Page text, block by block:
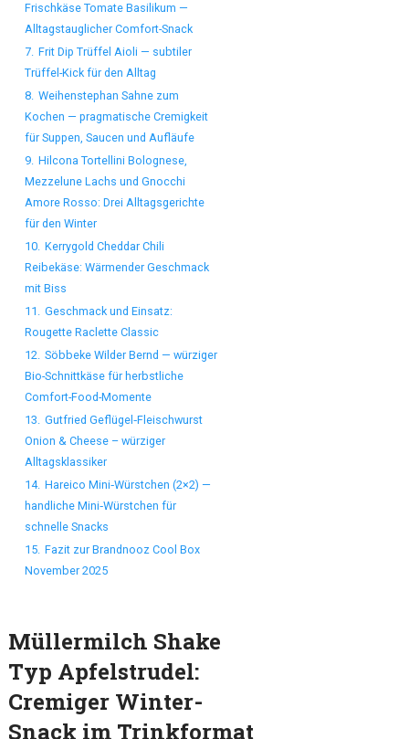
Frischkäse Tomate Basilikum —
Alltagstauglicher Comfort-Snack
7. Frit Dip Trüffel Aioli — subtiler
Trüffel-Kick für den Alltag
8. Weihenstephan Sahne zum
Kochen — pragmatische Cremigkeit
für Suppen, Saucen und Aufläufe
9. Hilcona Tortellini Bolognese,
Mezzelune Lachs und Gnocchi
Amore Rosso: Drei Alltagsgerichte
für den Winter
10. Kerrygold Cheddar Chili
Reibekäse: Wärmender Geschmack
mit Biss
11. Geschmack und Einsatz:
Rougette Raclette Classic
12. Söbbeke Wilder Bernd — würziger
Bio-Schnittkäse für herbstliche
Comfort-Food-Momente
13. Gutfried Geflügel‑Fleischwurst
Onion & Cheese – würziger
Alltagsklassiker
14. Hareico Mini‑Würstchen (2×2) —
handliche Mini‑Würstchen für
schnelle Snacks
15. Fazit zur Brandnooz Cool Box
November 2025
Müllermilch Shake
Typ Apfelstrudel:
Cremiger Winter-
Snack im Trinkformat